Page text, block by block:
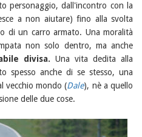
personaggio, dall'incontro con la
a non aiutare) fino alla svolta
di un carro armato. Una moralità
non solo dentro, ma anche
divisa. Una vita dedita alla
spesso anche di se stesso, una
vecchio mondo (Dale), nè a quello
delle due cose.